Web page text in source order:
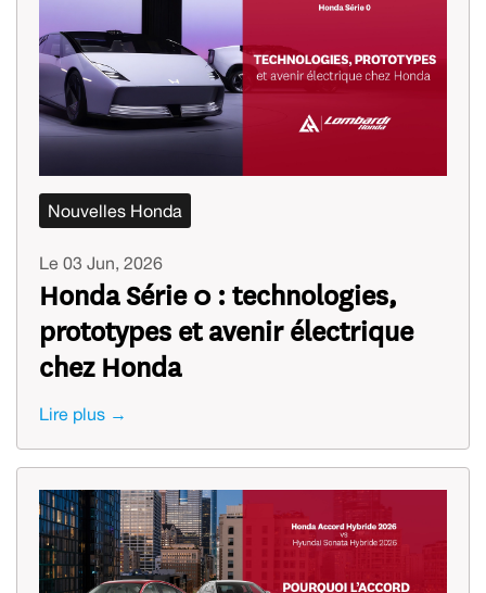
Nouvelles Honda
Le 03 Jun, 2026
Honda Série 0 : technologies,
prototypes et avenir électrique
chez Honda
Lire plus →